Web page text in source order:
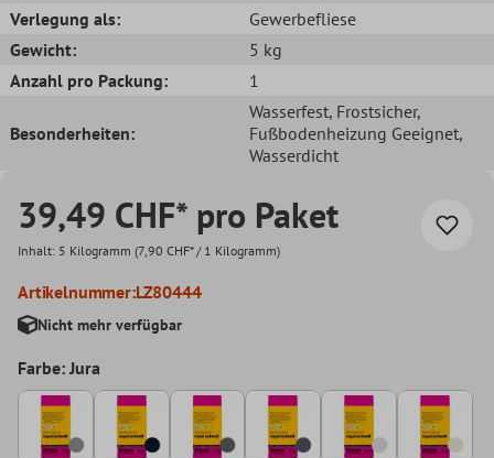
Verlegung als:
Gewerbefliese
Gewicht:
5 kg
Anzahl pro Packung:
1
Besonderheiten:
Wasserfest, Frostsicher,
Fußbodenheizung Geeignet,
Wasserdicht
39,49 CHF* pro Paket
Inhalt: 5 Kilogramm (7,90 CHF* / 1 Kilogramm)
Artikelnummer:LZ80444
Nicht mehr verfügbar
Farbe: Jura